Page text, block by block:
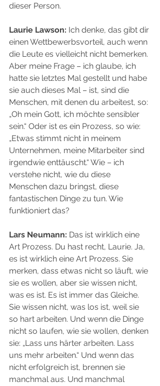
dieser Person.
Laurie Lawson: Ich denke, das gibt dir
einen Wettbewerbsvorteil, auch wenn
die Leute es vielleicht nicht bemerken.
Aber meine Frage – ich glaube, ich
hatte sie letztes Mal gestellt und habe
sie auch dieses Mal – ist, sind die
Menschen, mit denen du arbeitest, so:
„Oh mein Gott, ich möchte sensibler
sein.“ Oder ist es ein Prozess, so wie:
„Etwas stimmt nicht in meinem
Unternehmen, meine Mitarbeiter sind
irgendwie enttäuscht.“ Wie – ich
verstehe nicht, wie du diese
Menschen dazu bringst, diese
fantastischen Dinge zu tun. Wie
funktioniert das?
Lars Neumann: Das ist wirklich eine
Art Prozess. Du hast recht, Laurie. Ja,
es ist wirklich eine Art Prozess. Sie
merken, dass etwas nicht so läuft, wie
sie es wollen, aber sie wissen nicht,
was es ist. Es ist immer das Gleiche.
Sie wissen nicht, was los ist, weil sie
so hart arbeiten. Und wenn die Dinge
nicht so laufen, wie sie wollen, denken
sie: „Lass uns härter arbeiten. Lass
uns mehr arbeiten.“ Und wenn das
nicht erfolgreich ist, brennen sie
manchmal aus. Und manchmal